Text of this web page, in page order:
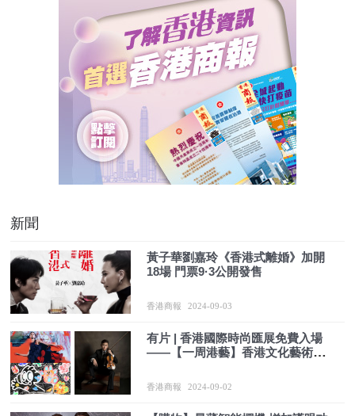
新聞
黃子華劉嘉玲《香港式離婚》加開
18場 門票9·3公開發售
香港商報 2024-09-03
有片 | 香港國際時尚匯展免費入場
——【一周港藝】香港文化藝術活
香港商報 2024-09-02